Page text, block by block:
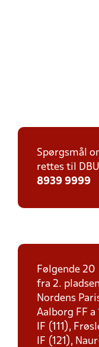
Spørgsmål
rettes til
8939 9999
Følgende
fra 2.
Nordens
Aalborg FF
IF (111),
IF (121),